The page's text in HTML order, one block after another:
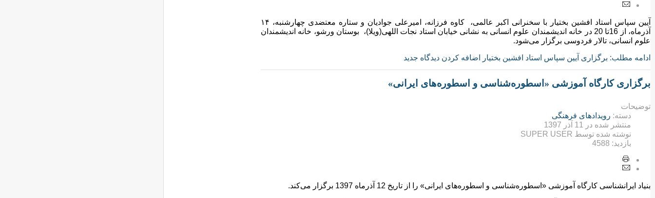
آیین سپاس استاد افشین بختیار با سخنرانی اکبر عالمی، کاوه فرزانه، امیرعلی جوادیان و ستاره معتضدی چهارشنبه، ۱۴
آذرماه، از 16تا 20 در خانه اندیشمندان علوم انسانی به نشانی خیابان استاد نجات اللهی(ویلا)، بوستان ورشو، خانه اندیشمندان
علوم انسانی، تالار فردوسی برگزار می‌شود.
ادامه مطلب: برگزاری آیین سپاس استاد افشین بختیار اضافه کردن دیدگاه جدید
برگزاری کارگاه آموزشی «اسطوره‌شناسی و اسطوره‌های ایرانی»
توضیحات
دسته: رویدادهای فرهنگی
منتشر شده در
11 آذر 1397
نوشته شده توسط SUPER USER
بازدید: 4588
بنیاد ایرانشناسی کارگاه آموزشی «اسطوره‌شناسی و اسطوره‌های ایرانی» را از تاریخ 12 آذرماه 1397 برگزار می‌کند.